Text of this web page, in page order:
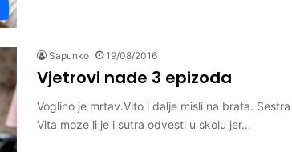
Sapunko 19/08/2016
Vjetrovi nade 3 epizoda
Voglino je mrtav.Vito i dalje misli na brata.
Vita moze li je i sutra odvesti u skolu jer…